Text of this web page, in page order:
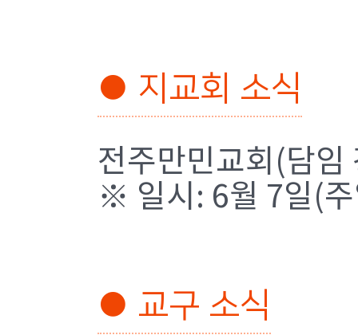
● 지교회 소식
전주만민교회(담임
※ 일시: 6월 7일(
● 교구 소식